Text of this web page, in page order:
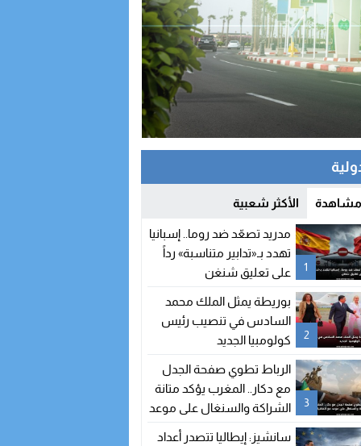
مشاهدة الأكثر شعبية
1
مدريد تصعّد ضد روما.. إسبانيا
تهدد بـ«تدابير متناسبة» رداً
على تعليق شنغن
2
بوريطة يمثل الملك محمد
السادس في تنصيب رئيس
كولومبيا الجديد
3
الرباط تطوي صفحة الجدل
مع دكار.. المغرب يؤكد متانة
الشراكة والسنغال على موعد
سانشيز: إيطاليا تتصدر أعداد